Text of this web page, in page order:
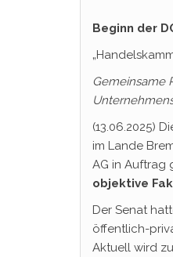
Beginn der
Gemeinsame
(13.06.2025)
im Lande
AG in Auftrag
objektive
Der Senat
öffentlich-
Aktuell wird